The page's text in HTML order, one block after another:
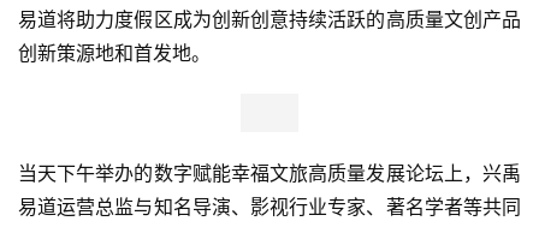
易道将助力度假区成为创新创意持续活跃的高质量文创产品
创新策源地和首发地。
当天下午举办的数字赋能幸福文旅高质量发展论坛上，兴禹
易道运营总监与知名导演、影视行业专家、著名学者等共同